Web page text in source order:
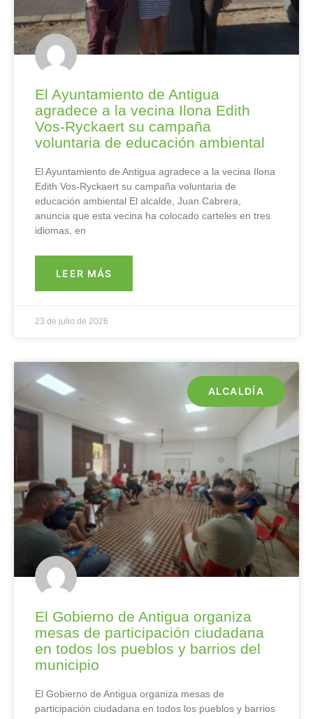
El Ayuntamiento de Antigua
agradece a la vecina Ilona Edith
Vos-Ryckaert su campaña
voluntaria de educación ambiental
El Ayuntamiento de Antigua agradece a la vecina Ilona
Edith Vos-Ryckaert su campaña voluntaria de
educación ambiental El alcalde, Juan Cabrera,
anuncia que esta vecina ha colocado carteles en tres
idiomas, en
LEER MÁS
23 de julio de 2026
ALCALDÍA
El Gobierno de Antigua organiza
mesas de participación ciudadana
en todos los pueblos y barrios del
municipio
El Gobierno de Antigua organiza mesas de
participación ciudadana en todos los pueblos y barrios